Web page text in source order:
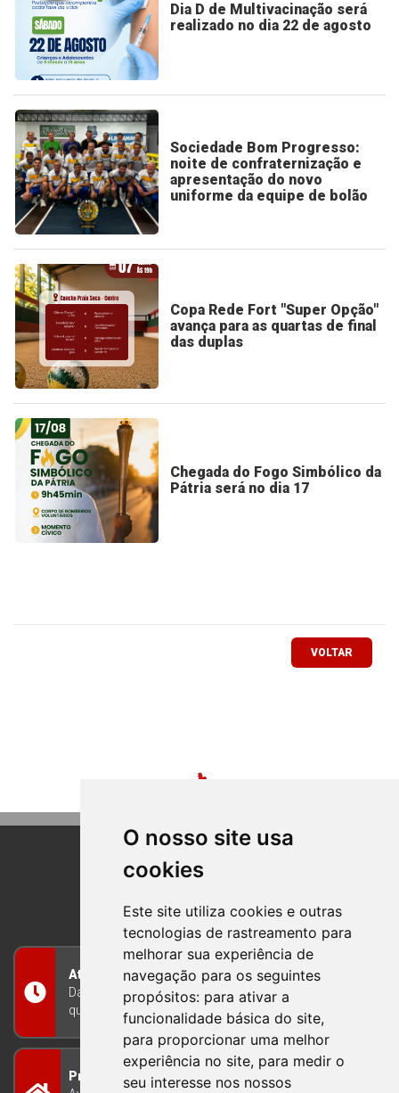
O nosso site usa
cookies
Este site utiliza cookies e outras
tecnologias de rastreamento para
melhorar sua experiência de
navegação para os seguintes
propósitos: para ativar a
funcionalidade básica do site,
para proporcionar uma melhor
experiência no site, para medir o
seu interesse nos nossos
Dia D de Multivacinação será
realizado no dia 22 de agosto
Sociedade Bom Progresso:
noite de confraternização e
apresentação do novo
uniforme da equipe de bolão
Copa Rede Fort "Super Opção"
avança para as quartas de final
das duplas
Chegada do Fogo Simbólico da
Pátria será no dia 17
VOLTAR
BOM PRINCIPIO
RIO GRANDE DO SUL
Atendimento
Das 8h às 12h e das 13h às 17h30, de segunda a
quinta-feira, e nas sextas-feiras das 7h às 13h
Prefeitura Municipal